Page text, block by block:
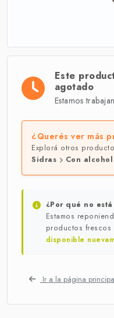
Este
agotado
Estamos
¿Querés ver más
Explorá otros
Sidras
Con alcohol
¿Por qué no
Estamos
productos
disponible
Ir a la página